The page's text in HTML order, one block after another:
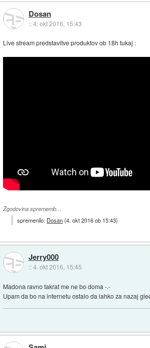
Dosan
::4. okt 2016, 15:43
Live stream predstavitve produktov ob 18h tukaj :
Zgodovina sprememb…
spremenilo: Dosan(4. okt 2016 ob 15:43)
Jerry000
::4. okt 2016, 15:45
Madona ravno takrat me ne bo doma -.-
Upam da bo na internetu ostalo da lahko za nazaj